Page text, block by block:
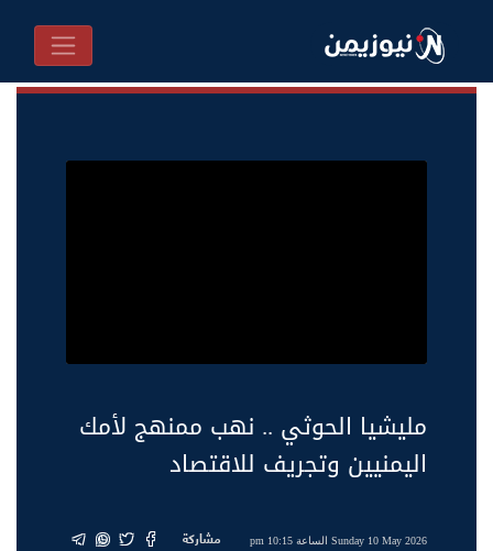
مليشيا الحوثي .. نهب ممنهج لأمك
اليمنيين وتجريف للاقتصاد
Sunday 10 May 2026 الساعة 10:15 pm مشاركة